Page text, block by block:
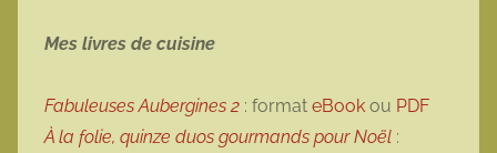
Mes livres de cuisine
Fabuleuses Aubergines 2 : format eBook ou PDF
À la folie, quinze duos gourmands pour Noël :